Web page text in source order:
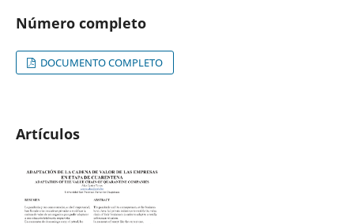
Número completo
DOCUMENTO COMPLETO
Artículos